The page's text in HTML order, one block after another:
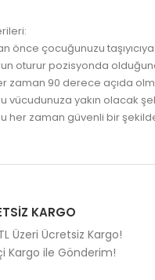
önce çocuğunuzu
oturur pozisyonda
zaman 90 derece açıda
vücudunuza yakın olacak
her zaman güvenli bir
KARGO
Üzeri Ücretsiz Kargo!
Kargo ile Gönderim!